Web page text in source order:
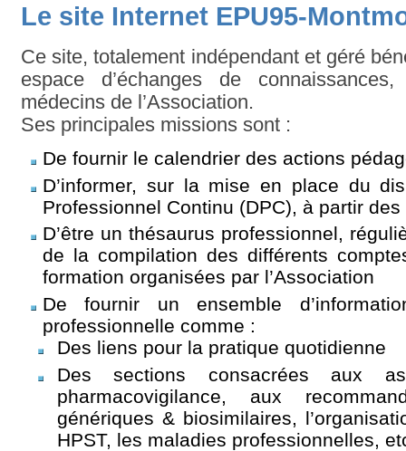
Le site Internet EPU95-
Ce site, totalement indépendant et géré
espace d’échanges de
médecins de l’Association.
Ses principales missions sont :
De fournir le calendrier des actions
D’informer, sur la mise en place du
Professionnel Continu (DPC), à partir des
D’être un thésaurus professionnel,
de la compilation des différents
formation organisées par l’Association
De fournir un ensemble
professionnelle comme :
Des liens pour la pratique quotidienne
Des sections consacrées aux
pharmacovigilance, aux
génériques & biosimilaires,
HPST, les maladies professionnelles,